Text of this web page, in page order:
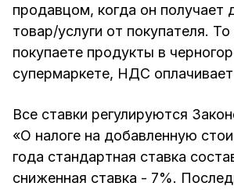
продавцом, когда он получает
товар/услуги от покупателя.
покупаете продукты в
супермаркете, НДС оплачивает
Все ставки регулируются
«О налоге на добавленную
года стандартная ставка
сниженная ставка - 7%.